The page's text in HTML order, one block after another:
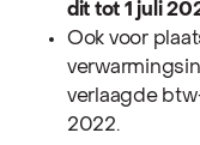
dit tot 1 juli
Ook voor
verlaagde
2022.